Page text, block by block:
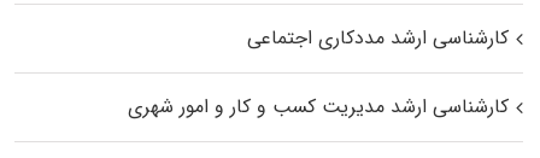
کارشناسی ارشد مددکاری اجتماعی
کارشناسی ارشد مدیریت کسب و کار و امور شهری